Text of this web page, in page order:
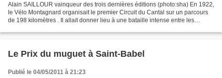
Alain SAILLOUR vainqueur des trois dernières éditions (photo:sha) En 1922,
le Vélo Montagnard organisait le premier Circuit du Cantal sur un parcours
de 198 kilomètres . Il allait donner lieu à une bataille intense entre les
Le Prix du muguet à Saint-Babel
Publié le 04/05/2011 à 21:23